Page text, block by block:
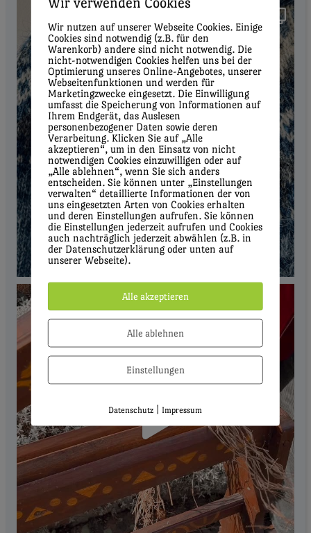
Wir nutzen auf unserer Webseite Cookies. Einige
Cookies sind notwendig (z.B. für den
Warenkorb) andere sind nicht notwendig. Die
nicht-notwendigen Cookies helfen uns bei der
Optimierung unseres Online-Angebotes, unserer
Webseitenfunktionen und werden für
Marketingzwecke eingesetzt. Die Einwilligung
umfasst die Speicherung von Informationen auf
Ihrem Endgerät, das Auslesen
personenbezogener Daten sowie deren
Verarbeitung. Klicken Sie auf „Alle
akzeptieren“, um in den Einsatz von nicht
notwendigen Cookies einzuwilligen oder auf
„Alle ablehnen“, wenn Sie sich anders
entscheiden. Sie können unter „Einstellungen
verwalten“ detaillierte Informationen der von
uns eingesetzten Arten von Cookies erhalten
und deren Einstellungen aufrufen. Sie können
die Einstellungen jederzeit aufrufen und Cookies
auch nachträglich jederzeit abwählen (z.B. in
der Datenschutzerklärung oder unten auf
unserer Webseite).
Alle akzeptieren
Alle ablehnen
Einstellungen
Datenschutz | Impressum